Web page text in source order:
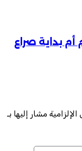
بداية صراع
مشار إليها بـ